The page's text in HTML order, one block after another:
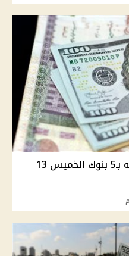
سعر الدولار يهبط أمام الجنيه بـ5 بنوك الخميس 13